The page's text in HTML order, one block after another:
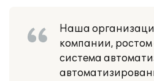
Наша
компании, ростом
система